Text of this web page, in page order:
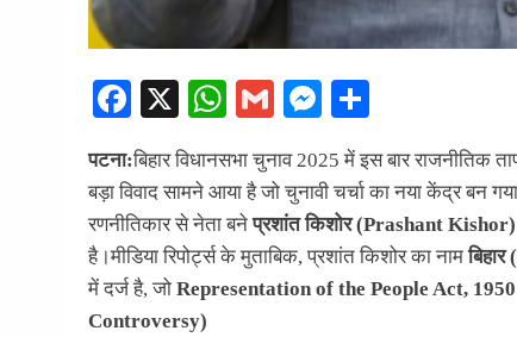
Facebook
X WhatsApp
GmailMessenger
पटना:बिहार विधानसभा चुनाव 2025 में इस बार
बड़ा विवाद सामने आया है जो चुनावी चर्चा का नया केंद्र बन
रणनीतिकार से नेता बनेप्रशांत किशोर (Prashant Kishor)
है।मीडिया रिपोर्ट्स के मुताबिक, प्रशांत किशोर का नाम
में दर्ज है, जो Representation of the People Act, 1950
Controversy)